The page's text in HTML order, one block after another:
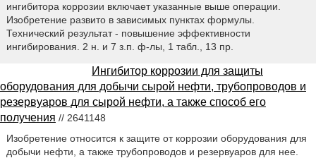
ингибитора коррозии включает указанные выше операции.
Изобретение развито в зависимых пунктах формулы.
Технический результат - повышение эффективности
ингибирования. 2 н. и 7 з.п. ф-лы, 1 табл., 13 пр.
Ингибитор коррозии для защиты
оборудования для добычи сырой нефти, трубопроводов и
резервуаров для сырой нефти, а также способ его
получения // 2641148
Изобретение относится к защите от коррозии оборудования для
добычи нефти, а также трубопроводов и резервуаров для нее.